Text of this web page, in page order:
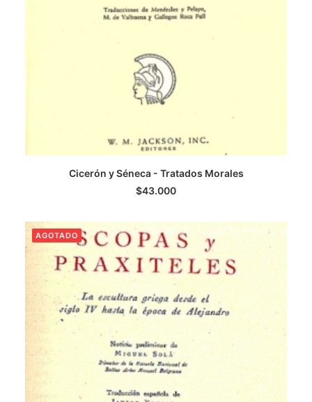
LEER MÁS
Cicerón y Séneca - Tratados Morales
$43.000
AGOTADO